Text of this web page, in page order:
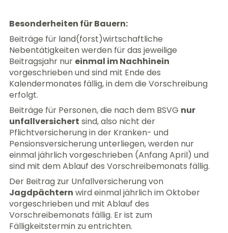
Besonderheiten für Bauern:
Beiträge für land(forst)wirtschaftliche
Nebentätigkeiten werden für das jeweilige
Beitragsjahr nur einmal im Nachhinein
vorgeschrieben und sind mit Ende des
Kalendermonates fällig, in dem die Vorschreibung
erfolgt.
Beiträge für Personen, die nach dem BSVG nur
unfallversichert sind, also nicht der
Pflichtversicherung in der Kranken- und
Pensionsversicherung unterliegen, werden nur
einmal jährlich vorgeschrieben (Anfang April) und
sind mit dem Ablauf des Vorschreibemonats fällig.
Der Beitrag zur Unfallversicherung von
Jagdpächtern wird einmal jährlich im Oktober
vorgeschrieben und mit Ablauf des
Vorschreibemonats fällig. Er ist zum
Fälligkeitstermin zu entrichten.